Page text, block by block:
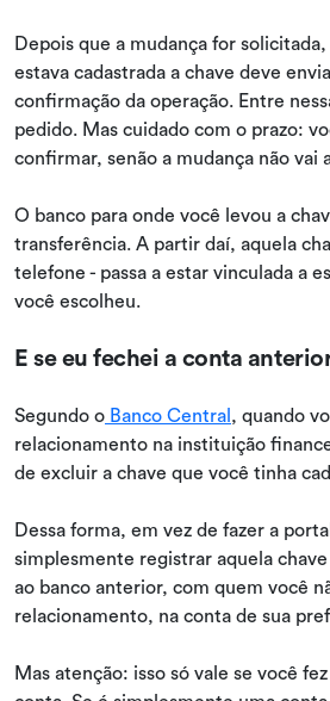
Depois que a mudança for
estava cadastrada a chave deve
confirmação da operação. Entre
pedido. Mas cuidado com o prazo:
confirmar, senão a mudança não vai
O banco para onde você levou a
transferência. A partir daí, aquela
telefone - passa a estar vinculada a
você escolheu.
E se eu fechei a conta
Segundo o Banco Central, quando
relacionamento na instituição
de excluir a chave que você tinha
Dessa forma, em vez de fazer a
simplesmente registrar aquela
ao banco anterior, com quem você
relacionamento, na conta de sua
Mas atenção: isso só vale se você